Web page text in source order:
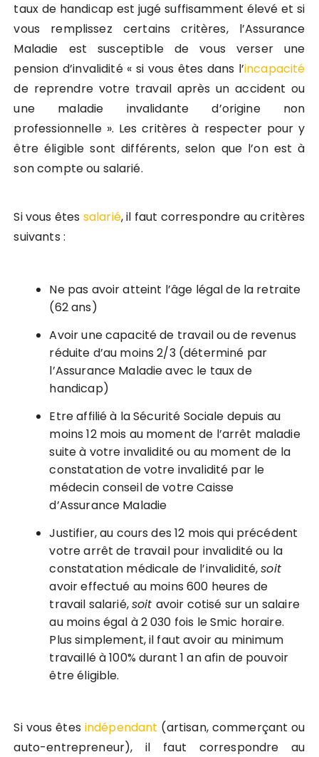
taux de handicap est jugé suffisamment élevé et si
vous remplissez certains critères, l’Assurance
Maladie est susceptible de vous verser une
pension d’invalidité « si vous êtes dans l’incapacité
de reprendre votre travail après un accident ou
une maladie invalidante d’origine non
professionnelle ». Les critères à respecter pour y
être éligible sont différents, selon que l’on est à
son compte ou salarié.
Si vous êtes salarié, il faut correspondre au critères
suivants :
Ne pas avoir atteint l’âge légal de la retraite
(62 ans)
Avoir une capacité de travail ou de revenus
réduite d’au moins 2/3 (déterminé par
l’Assurance Maladie avec le taux de
handicap)
Etre affilié à la Sécurité Sociale depuis au
moins 12 mois au moment de l’arrêt maladie
suite à votre invalidité ou au moment de la
constatation de votre invalidité par le
médecin conseil de votre Caisse
d’Assurance Maladie
Justifier, au cours des 12 mois qui précédent
votre arrêt de travail pour invalidité ou la
constatation médicale de l’invalidité,soit
avoir effectué au moins 600 heures de
travail salarié,soit avoir cotisé sur un salaire
au moins égal à 2 030 fois le Smic horaire.
Plus simplement, il faut avoir au minimum
travaillé à 100% durant 1 an afin de pouvoir
être éligible.
Si vous êtes indépendant (artisan, commerçant ou
auto-entrepreneur), il faut correspondre au